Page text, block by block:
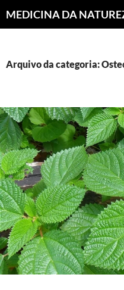
MEDICINA DA
CONTEÚDO
Arquivo da categoria: